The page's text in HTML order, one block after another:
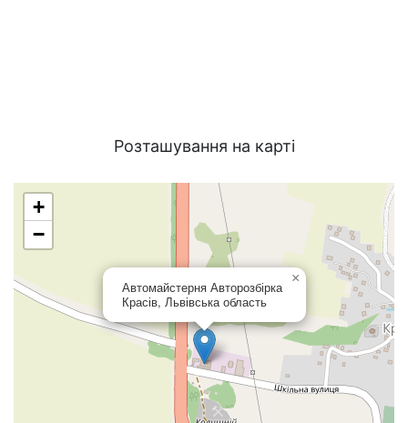
Розташування на карті
Автомайстерня Авторозбірка
Красів, Львівська область
×
+
−